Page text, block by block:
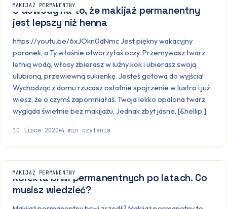
MAKIJAŻ PERMANENTNY
3 dowody na to, że makijaż permanentny
jest lepszy niż henna
https://youtu.be/6xJOkn0dNmc Jest piękny wakacyjny
poranek, a Ty właśnie otworzyłaś oczy. Przemywasz twarz
letnią wodą, włosy zbierasz w luźny kok i ubierasz swoją
ulubioną, przewiewną sukienkę. Jesteś gotowa do wyjścia!
Wychodząc z domu rzucasz ostatnie spojrzenie w lustro i już
wiesz, że o czymś zapomniałaś. Twoja lekko opalona twarz
wygląda świetnie bez makijażu. Jednak zbyt jasne, [&hellip;]
10 lipca 2020 4 min czytania
MAKIJAŻ PERMANENTNY
Korekta brwi permanentnych po latach. Co
musisz wiedzieć?